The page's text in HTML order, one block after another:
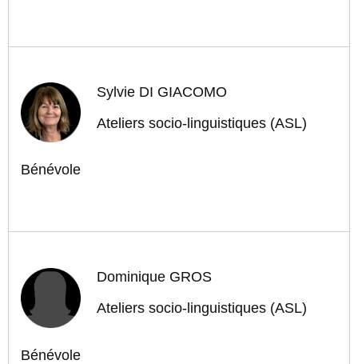
Sylvie DI GIACOMO
Ateliers socio-linguistiques (ASL)
Bénévole
Dominique GROS
Ateliers socio-linguistiques (ASL)
Bénévole